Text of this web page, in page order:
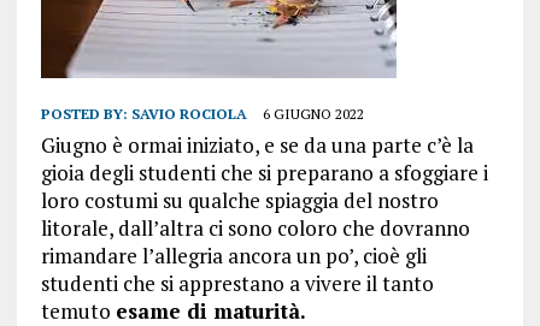
POSTED BY: SAVIO ROCIOLA 6 GIUGNO 2022
Giugno è ormai iniziato, e se da una parte c’è la
gioia degli studenti che si preparano a sfoggiare i
loro costumi su qualche spiaggia del nostro
litorale, dall’altra ci sono coloro che dovranno
rimandare l’allegria ancora un po’, cioè gli
studenti che si apprestano a vivere il tanto
temuto esame di maturità.